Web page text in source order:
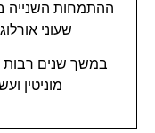
ההתמחות השנייה
שעוני
במשך שנים רבות
מוניטין